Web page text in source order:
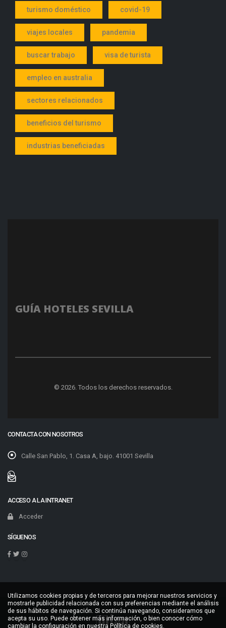
turismo doméstico covid-19
viajes locales pandemia
buscar trabajo visa de turista
empleo en australia
sectores relacionados
beneficios del turismo
industrias beneficiadas
GUÍA HOTELES SEVILLA
© 2026. Todos los derechos reservados.
CONTACTA CON NOSOTROS
Calle San Pablo, 1. Casa A, bajo. 41001 Sevilla
ACCESO A LA INTRANET
Acceder
SÍGUENOS
Utilizamos cookies propias y de terceros para mejorar nuestros servicios y
mostrarle publicidad relacionada con sus preferencias mediante el análisis
de sus hábitos de navegación. Si continúa navegando, consideramos que
acepta su uso. Puede obtener más información, o bien conocer cómo
cambiar la configuración en nuestra Política de cookies.